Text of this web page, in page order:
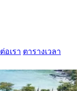
อเรา ตารางเวลา